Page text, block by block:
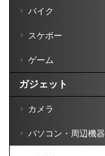
バイク
スケボー
ゲーム
ガジェット
カメラ
パソコン・周辺機器